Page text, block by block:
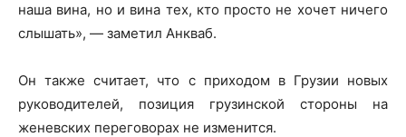
наша вина, но и вина тех, кто просто не хочет ничего
слышать», — заметил Анкваб.
Он также считает, что с приходом в Грузии новых
руководителей, позиция грузинской стороны на
женевских переговорах не изменится.